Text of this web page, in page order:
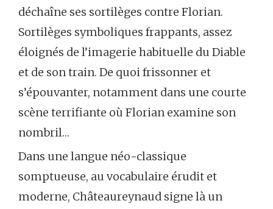
déchaîne ses sortilèges contre Florian.
Sortilèges symboliques frappants, assez
éloignés de l’imagerie habituelle du Diable
et de son train. De quoi frissonner et
s’épouvanter, notamment dans une courte
scène terrifiante où Florian examine son
nombril…
Dans une langue néo-classique
somptueuse, au vocabulaire érudit et
moderne, Châteaureynaud signe là un